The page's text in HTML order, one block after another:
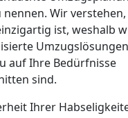
nennen. Wir
ist, weshalb
auf Ihre Bedürfnisse
sind.
Ihrer